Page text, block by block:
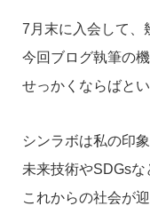
7月末に入会して、
今回ブログ執筆の
せっかくならばと
シンラボは私の印象
未来技術やSDGsな
これからの社会が